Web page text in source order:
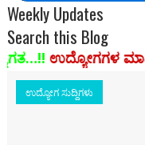
Weekly Updates
Search this Blog
ಮಾಹಿತಿ, ಎಲ್ಲ
ಉದ್ಯೋಗ ಸುದ್ದಿಗಳು